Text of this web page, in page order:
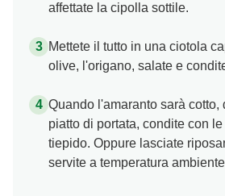
affettate la cipolla sottile.
Mettete il tutto in una ciotola
olive, l'origano, salate e
Quando l'amaranto sarà cotto,
piatto di portata, condite con
tiepido. Oppure lasciate
servite a temperatura